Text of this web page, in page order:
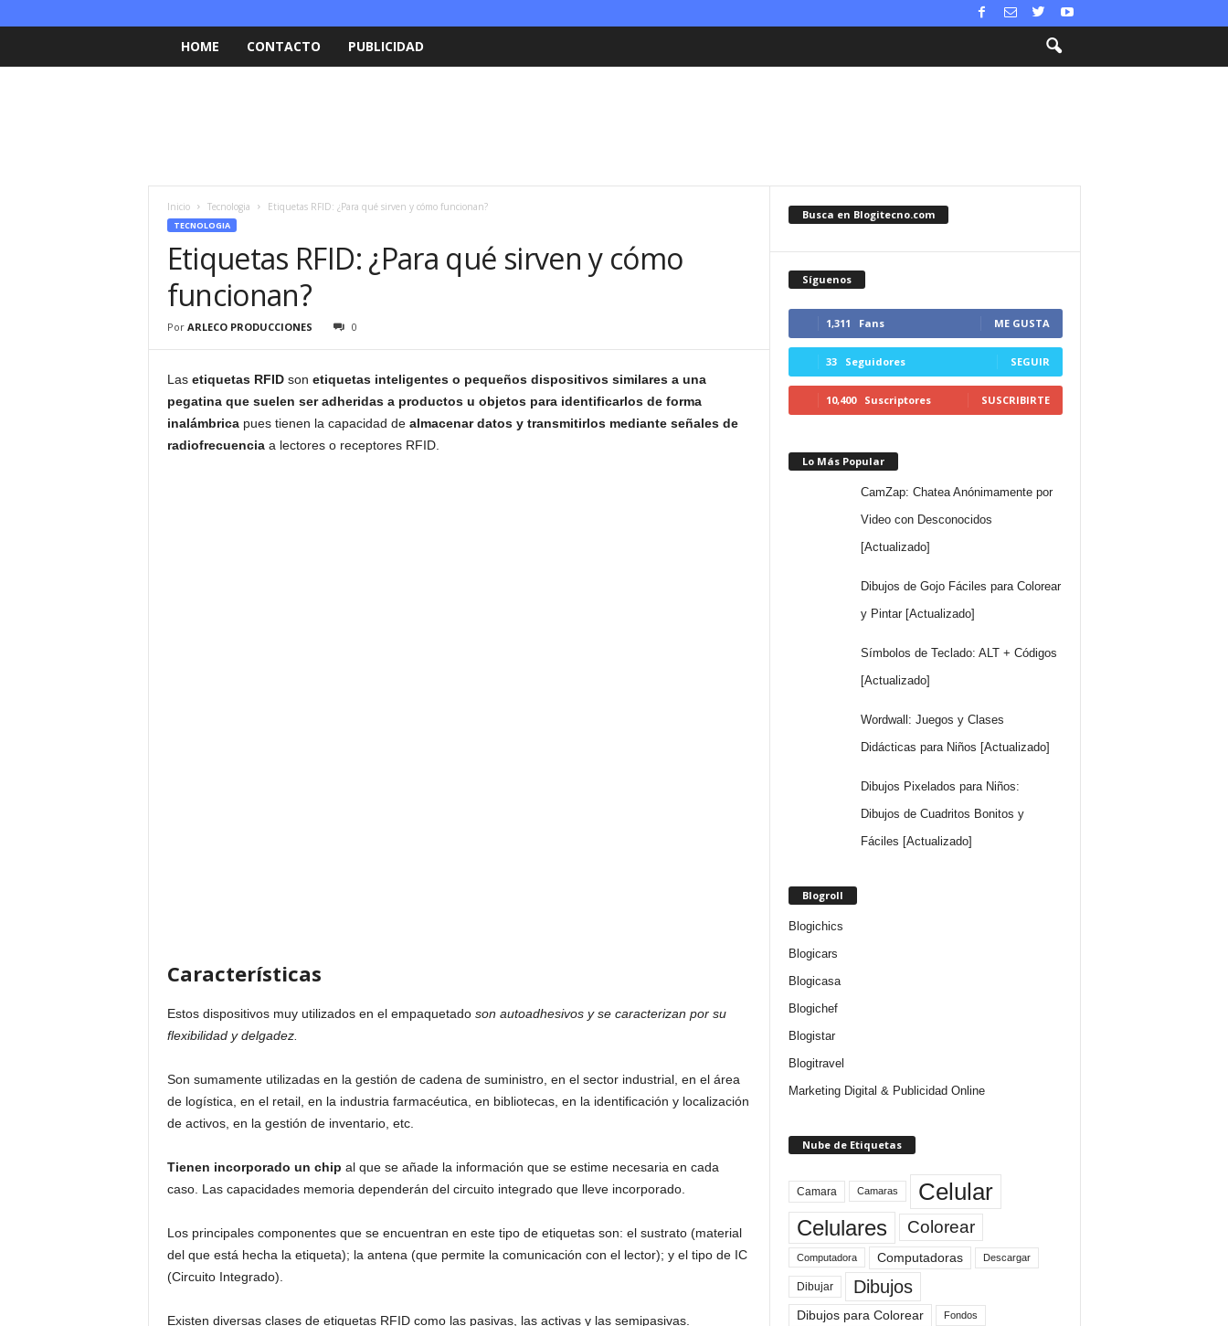
HOME CONTACTO PUBLICIDAD
Inicio Tecnologia Etiquetas RFID: ¿Para qué sirven y cómo funcionan?
TECNOLOGIA
Etiquetas RFID: ¿Para qué sirven y cómo
funcionan?
Por ARLECO PRODUCCIONES 0
Las etiquetas RFIDson etiquetas inteligentes o pequeños dispositivos similares a una
pegatina que suelen ser adheridas a productos u objetos para identificarlos de forma
inalámbricapues tienen la capacidad de almacenar datos y transmitirlos mediante señales de
radiofrecuenciaa lectores o receptores RFID.
Características
Estos dispositivos muy utilizados en el empaquetado son autoadhesivos y se caracterizan por su
flexibilidad y delgadez.
Son sumamente utilizadas en la gestión de cadena de suministro, en el sector industrial, en el área
de logística, en el retail, en la industria farmacéutica, en bibliotecas, en la identificación y localización
de activos, en la gestión de inventario, etc.
Tienen incorporado un chip al que se añade la información que se estime necesaria en cada
caso. Las capacidades memoria dependerán del circuito integrado que lleve incorporado.
Los principales componentes que se encuentran en este tipo de etiquetas son: el sustrato (material
del que está hecha la etiqueta); la antena (que permite la comunicación con el lector); y el tipo de IC
(Circuito Integrado).
Existen diversas clases de etiquetas RFID como las pasivas, las activas y las semipasivas.
Busca en Blogitecno.com
Síguenos
1,311 Fans ME GUSTA
33 Seguidores SEGUIR
10,400 Suscriptores SUSCRIBIRTE
Lo Más Popular
CamZap: Chatea Anónimamente por
Video con Desconocidos
[Actualizado]
Dibujos de Gojo Fáciles para Colorear
y Pintar [Actualizado]
Símbolos de Teclado: ALT + Códigos
[Actualizado]
Wordwall: Juegos y Clases
Didácticas para Niños [Actualizado]
Dibujos Pixelados para Niños:
Dibujos de Cuadritos Bonitos y
Fáciles [Actualizado]
Blogroll
Blogichics
Blogicars
Blogicasa
Blogichef
Blogistar
Blogitravel
Marketing Digital & Publicidad Online
Nube de Etiquetas
Camara Camaras Celular
Celulares Colorear
Computadora Computadoras Descargar
Dibujar Dibujos
Dibujos para Colorear Fondos